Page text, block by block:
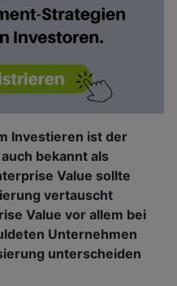
Investieren ist der
bekannt als
Value sollte
vertauscht
Value vor allem bei
Unternehmen
unterscheiden